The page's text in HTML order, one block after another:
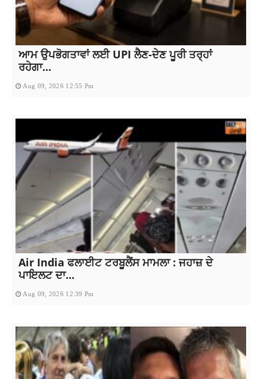
ਆਮ ਉਪਭੋਗਤਾਵਾਂ ਲਈ UPI ਲੈਣ-ਦੇਣ ਪੂਰੀ ਤਰ੍ਹਾਂ
ਰਹੇਗਾ...
Aug 09, 2026 12:55 Pm
Air India ਫਲਾਈਟ ਟਰਬੂਲੈਂਸ ਮਾਮਲਾ : ਜਹਾਜ਼ ਦੇ
ਪਾਇਲਟ ਦਾ...
Aug 09, 2026 12:39 Pm